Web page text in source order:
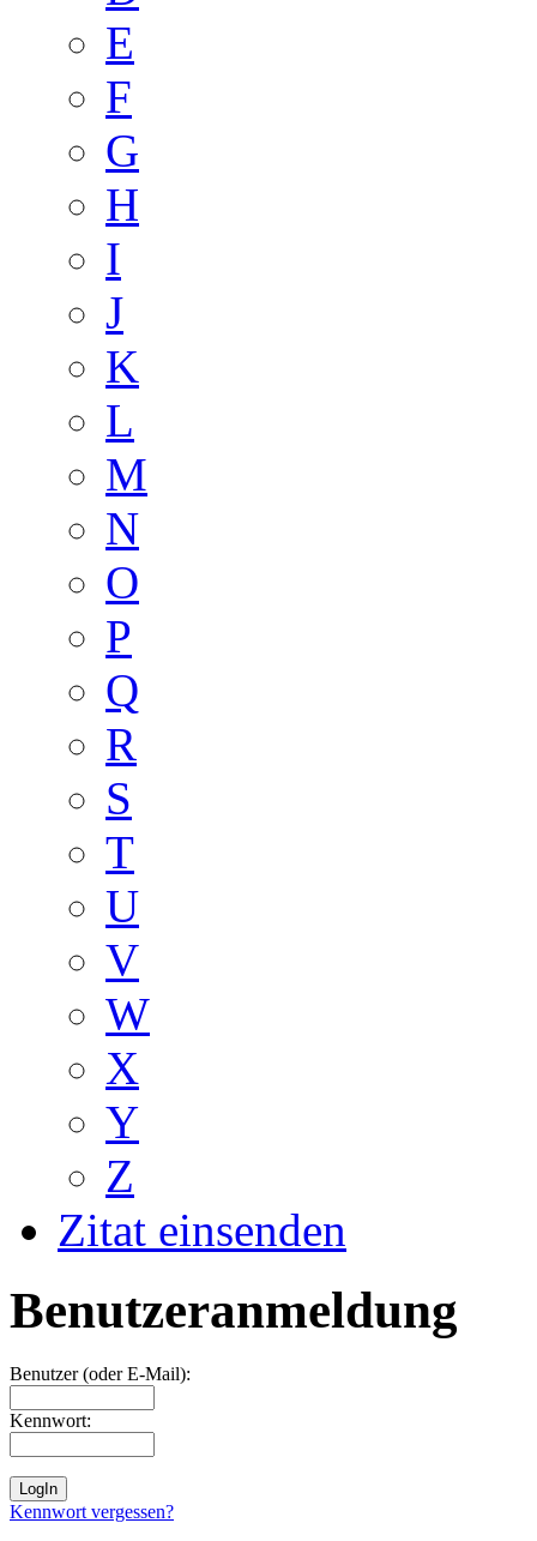
E
F
G
H
I
J
K
L
M
N
O
P
Q
R
S
T
U
V
W
X
Y
Z
Zitat einsenden
Benutzeranmeldung
Benutzer (oder E-Mail):
Kennwort:
Kennwort vergessen?